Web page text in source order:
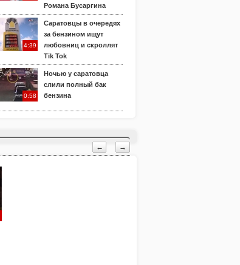
Романа Бусаргина
4:39
Саратовцы в очередях
за бензином ищут
любовниц и скроллят
Tik Tok
0:58
Ночью у саратовца
слили полный бак
бензина
← →